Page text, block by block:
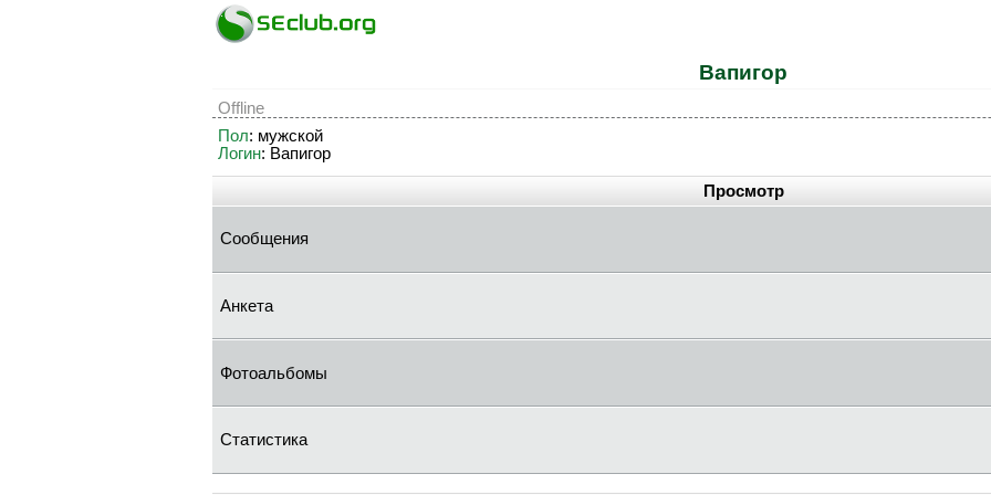
Baпигop
Offline
Пол: мужской
Логин: Baпигop
Просмотр
Сообщения
Анкета
Фотоальбомы
Статистика